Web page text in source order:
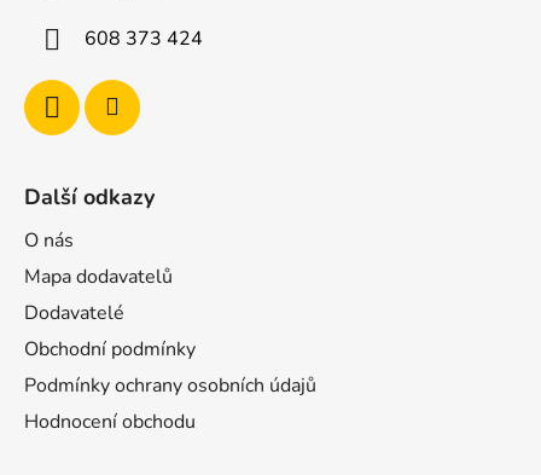
608 373 424
Další odkazy
O nás
Mapa dodavatelů
Dodavatelé
Obchodní podmínky
Podmínky ochrany osobních údajů
Hodnocení obchodu